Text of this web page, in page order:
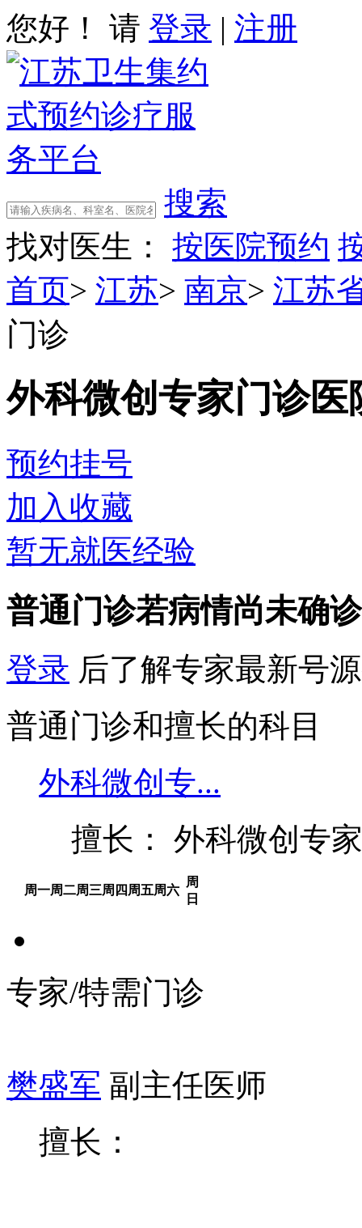
您好！ 请 登录 | 注册
搜索
找对医生：
按医院预约
首页> 江苏> 南京> 江苏
门诊
外科微创专家门诊医
预约挂号
加入收藏
暂无就医经验
普通门诊若病情尚未确
登录 后了解专家最新号
普通门诊和擅长的科目
外科微创专...
擅长： 外科微创专
周一周二周三周四 周五周六
周
日
专家/特需门诊
樊盛军 副主任医师
擅长：